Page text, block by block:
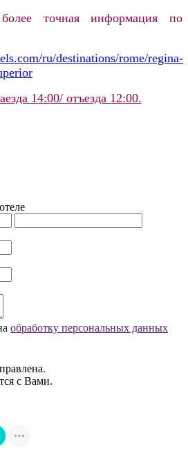
точная информация по
ru/destinations/rome/regina-
14:00/ отъезда 12:00.
обработку персональных данных
с Вами.